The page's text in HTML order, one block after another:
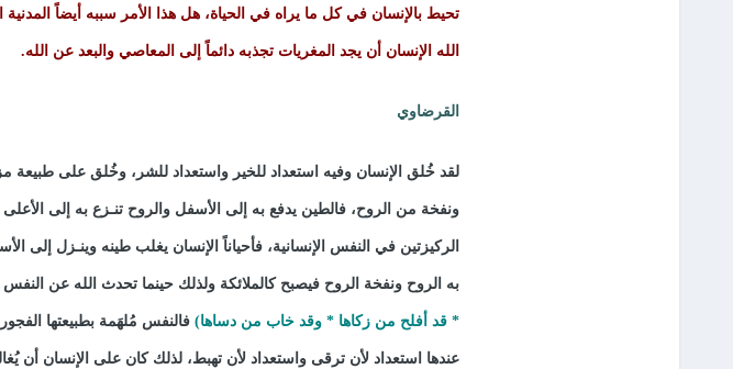
تحيط بالإنسان في كل ما يراه في الحياة، هل هذا الأمر سببه أيضاً المدنية
الله الإنسان أن يجد المغريات تجذبه دائماً إلى المعاصي والبعد عن الله.
القرضاوي
لقد خُلق الإنسان وفيه استعداد للخير واستعداد للشر، وخُلق على
ونفخة من الروح، فالطين يدفع به إلى الأسفل والروح تنـزع به إلى
الركيزتين في النفس الإنسانية، فأحياناً الإنسان يغلب طينه وينـزل إلى
به الروح ونفخة الروح فيصبح كالملائكة ولذلك حينما تحدث الله عن النفس
* قد أفلح من زكاها * وقد خاب من دساها)فالنفس مُلهَمة بطبيعتها الفجور
عندها استعداد لأن ترقى واستعداد لأن تهبط، لذلك كان على الإنسان أن